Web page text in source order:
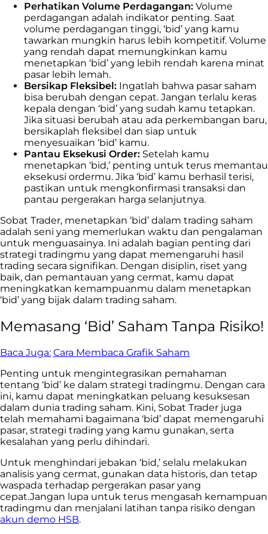
Perhatikan Volume Perdagangan: Volume
perdagangan adalah indikator penting. Saat
volume perdagangan tinggi, ‘bid’ yang kamu
tawarkan mungkin harus lebih kompetitif. Volume
yang rendah dapat memungkinkan kamu
menetapkan ‘bid’ yang lebih rendah karena minat
pasar lebih lemah.
Bersikap Fleksibel: Ingatlah bahwa pasar saham
bisa berubah dengan cepat. Jangan terlalu keras
kepala dengan ‘bid’ yang sudah kamu tetapkan.
Jika situasi berubah atau ada perkembangan baru,
bersikaplah fleksibel dan siap untuk
menyesuaikan ‘bid’ kamu.
Pantau Eksekusi Order: Setelah kamu
menetapkan ‘bid,’ penting untuk terus memantau
eksekusi ordermu. Jika ‘bid’ kamu berhasil terisi,
pastikan untuk mengkonfirmasi transaksi dan
pantau pergerakan harga selanjutnya.
Sobat Trader, menetapkan ‘bid’ dalam trading saham
adalah seni yang memerlukan waktu dan pengalaman
untuk menguasainya. Ini adalah bagian penting dari
strategi tradingmu yang dapat memengaruhi hasil
trading secara signifikan. Dengan disiplin, riset yang
baik, dan pemantauan yang cermat, kamu dapat
meningkatkan kemampuanmu dalam menetapkan
‘bid’ yang bijak dalam trading saham.
Memasang ‘Bid’ Saham Tanpa Risiko!
Baca Juga: Cara Membaca Grafik Saham
Penting untuk mengintegrasikan pemahaman
tentang ‘bid’ ke dalam strategi tradingmu. Dengan cara
ini, kamu dapat meningkatkan peluang kesuksesan
dalam dunia trading saham. Kini, Sobat Trader juga
telah memahami bagaimana ‘bid’ dapat memengaruhi
pasar, strategi trading yang kamu gunakan, serta
kesalahan yang perlu dihindari.
Untuk menghindari jebakan ‘bid,’ selalu melakukan
analisis yang cermat, gunakan data historis, dan tetap
waspada terhadap pergerakan pasar yang
cepat.Jangan lupa untuk terus mengasah kemampuan
tradingmu dan menjalani latihan tanpa risiko dengan
akun demo HSB.